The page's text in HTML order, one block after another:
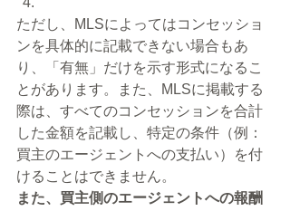
ただし、MLSによってはコンセッショ
ンを具体的に記載できない場合もあ
り、「有無」だけを示す形式になるこ
とがあります。また、MLSに掲載する
際は、すべてのコンセッションを合計
した金額を記載し、特定の条件（例：
買主のエージェントへの支払い）を付
けることはできません。
また、買主側のエージェントへの報酬